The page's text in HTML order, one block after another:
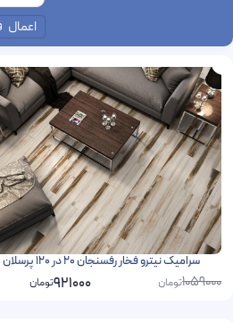
اعمال
سرامیک نیترو فخار رفسنجان 20 در 120 پرسلان مات
1059000تومان 921000تومان